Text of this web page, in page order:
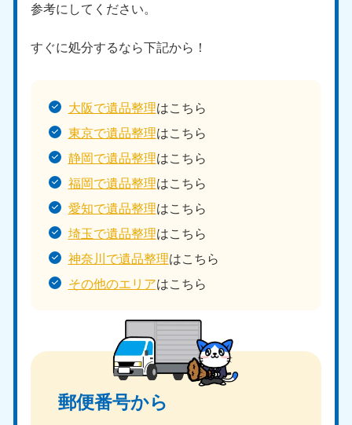
参考にしてください。
すぐに処分するなら下記から！
大阪で遺品整理はこちら
東京で遺品整理はこちら
静岡で遺品整理はこちら
福岡で遺品整理はこちら
愛知で遺品整理はこちら
埼玉で遺品整理はこちら
神奈川で遺品整理はこちら
その他のエリアはこちら
郵便番号から